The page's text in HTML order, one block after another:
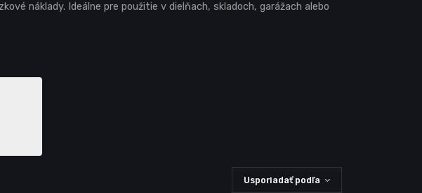
náklady. Ideálne pre použitie v dielňach, skladoch, garážach alebo
Usporiadať podľa